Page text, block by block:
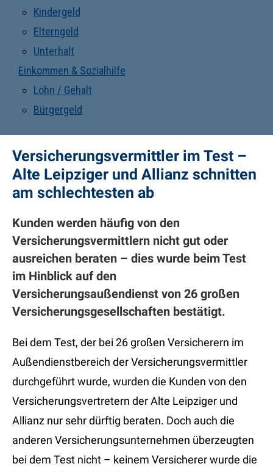
Kindergeld
Elterngeld
Unterhalt
Einkommen & Sozialhilfe
Lohn / Gehalt
Bürgergeld
Versicherungsvermittler im Test –
Alte Leipziger und Allianz schnitten
am schlechtesten ab
Kunden werden häufig von den
Versicherungsvermittlern nicht gut oder
ausreichen beraten – dies wurde beim Test
im Hinblick auf den
Versicherungsaußendienst von 26 großen
Versicherungsgesellschaften bestätigt.
Bei dem Test, der bei 26 großen Versicherern im
Außendienstbereich der Versicherungsvermittler
durchgeführt wurde, wurden die Kunden von den
Versicherungsvertretern der Alte Leipziger und
Allianz nur sehr dürftig beraten. Doch auch die
anderen Versicherungsunternehmen überzeugten
bei dem Test nicht – keinem Versicherer wurde die